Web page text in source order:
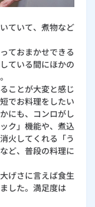
ていて、煮物など
ておまかせできる
ている間にほかの
ことが大変と感じ
でお料理をしたい
にも、コンロがし
ク」機能や、煮込
火してくれる「う
ど、普段の料理に
げさに言えば食生
した。満足度は